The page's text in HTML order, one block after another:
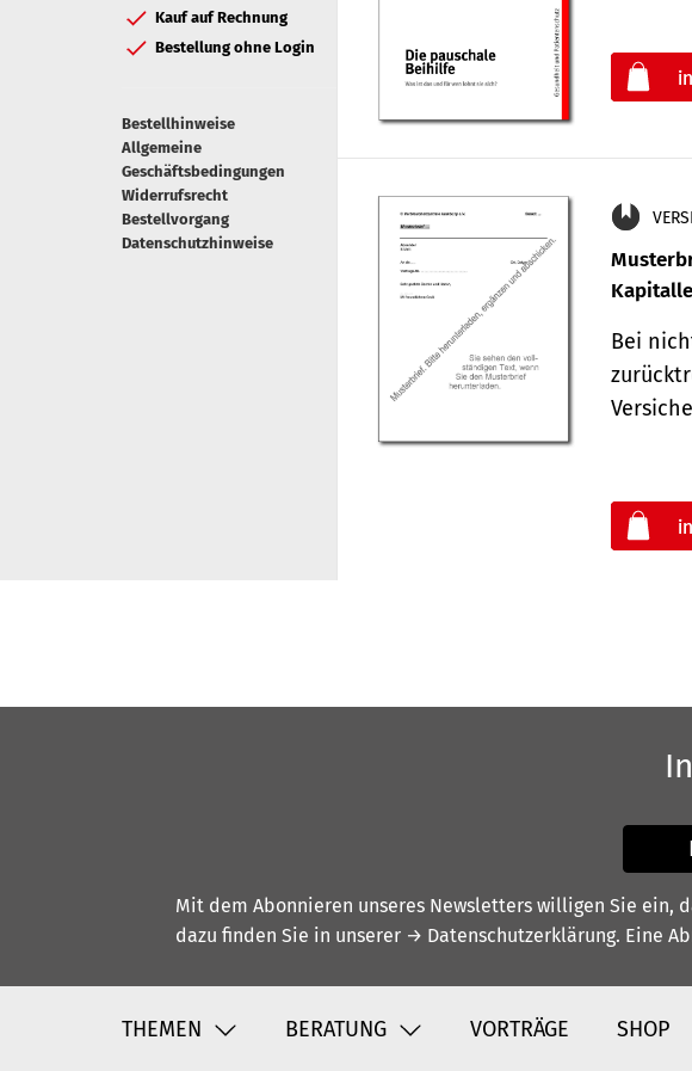
Kauf auf Rechnung
Bestellung ohne Login
Bestellhinweise
Allgemeine
Geschäftsbedingungen
Widerrufsrecht
Bestellvorgang
Datenschutzhinweise
Bei
Mit dem Abonnieren unseres Newsletters willigen Sie ein,
dazu finden Sie in unserer → Datenschutzerklärung. Eine
THEMEN BERATUNG VORTRÄGE SHOP